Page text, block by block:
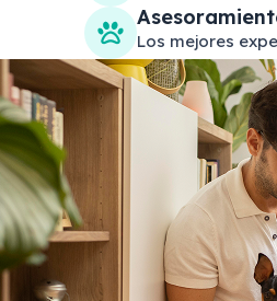
Los mejores